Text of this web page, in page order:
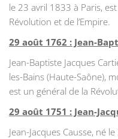
le 23 avril 1833 à Paris,
Révolution et de l’Empire.
29 août 1762 : Jean-
Jean-Baptiste Jacques
les-Bains (Haute-Saône),
est un général de la
29 août 1751 : Jean-
Jean-Jacques Causse, né